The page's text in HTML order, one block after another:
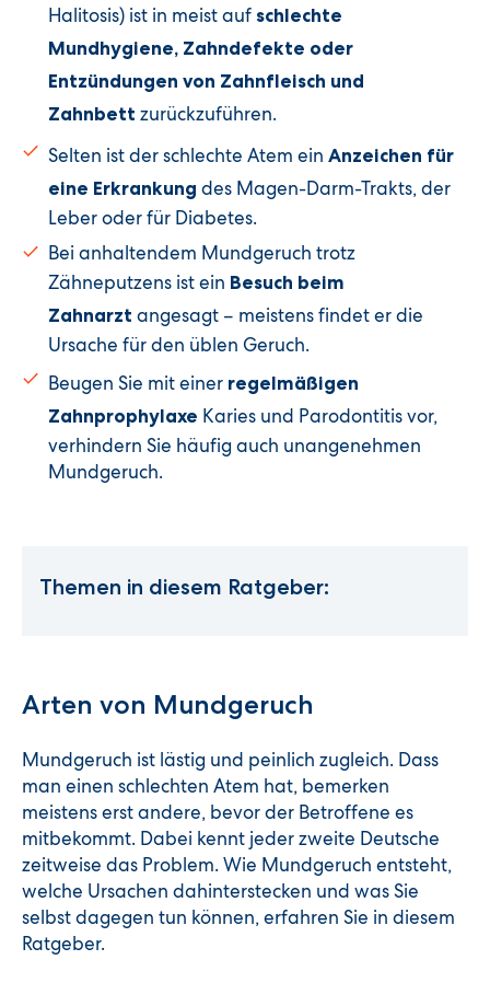
Halitosis) ist in meist auf schlechte
Mundhygiene, Zahndefekte oder
Entzündungen von Zahnfleisch und
Zahnbett zurückzuführen.
Selten ist der schlechte Atem ein Anzeichen für
eine Erkrankung des Magen-Darm-Trakts, der
Leber oder für Diabetes.
Bei anhaltendem Mundgeruch trotz
Zähneputzens ist ein Besuch beim
Zahnarzt angesagt – meistens findet er die
Ursache für den üblen Geruch.
Beugen Sie mit einer regelmäßigen
Zahnprophylaxe Karies und Parodontitis vor,
verhindern Sie häufig auch unangenehmen
Mundgeruch.
Themen in diesem Ratgeber:
Arten von Mundgeruch
Mundgeruch ist lästig und peinlich zugleich. Dass
man einen schlechten Atem hat, bemerken
meistens erst andere, bevor der Betroffene es
mitbekommt. Dabei kennt jeder zweite Deutsche
zeitweise das Problem. Wie Mundgeruch entsteht,
welche Ursachen dahinterstecken und was Sie
selbst dagegen tun können, erfahren Sie in diesem
Ratgeber.